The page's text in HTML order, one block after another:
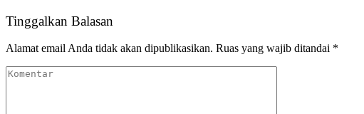
Tinggalkan Balasan
Alamat email Anda tidak akan dipublikasikan. Ruas yang wajib ditandai *